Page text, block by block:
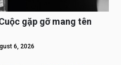
gặp gỡ mang tên
6, 2026